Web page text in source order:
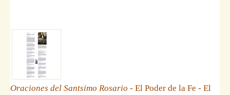
Oraciones del Santsimo Rosario - El Poder de la Fe - El